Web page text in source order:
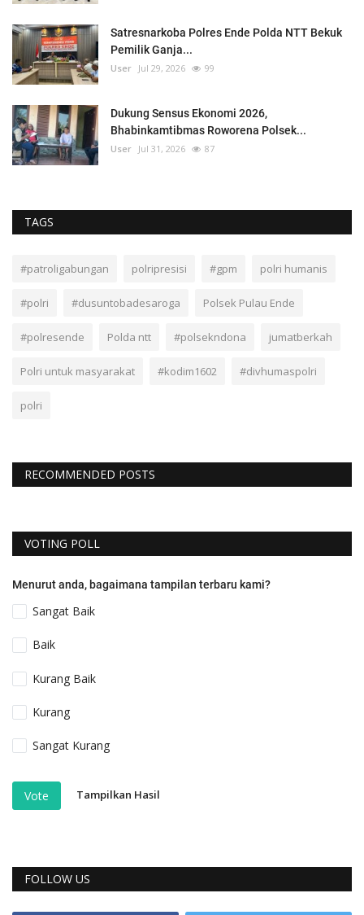
Satresnarkoba Polres Ende Polda NTT Bekuk
Pemilik Ganja...
User Jul 29, 2026 99
Dukung Sensus Ekonomi 2026,
Bhabinkamtibmas Roworena Polsek...
User Jul 31, 2026 87
TAGS
#patroligabungan polripresisi #gpm polri humanis
#polri #dusuntobadesaroga Polsek Pulau Ende
#polresende Polda ntt #polsekndona jumatberkah
Polri untuk masyarakat #kodim1602 #divhumaspolri
polri
RECOMMENDED POSTS
VOTING POLL
Menurut anda, bagaimana tampilan terbaru kami?
Sangat Baik
Baik
Kurang Baik
Kurang
Sangat Kurang
Vote Tampilkan Hasil
FOLLOW US